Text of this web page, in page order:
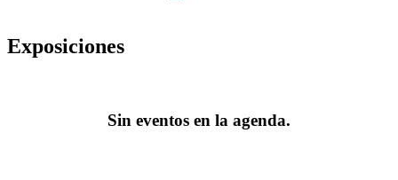
Exposiciones
Sin eventos en la agenda.